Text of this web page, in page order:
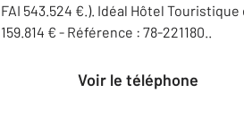
FAI 543.524 €.). Idéal Hôtel
159.814 € - Référence : 78-221180..
Voir le téléphone